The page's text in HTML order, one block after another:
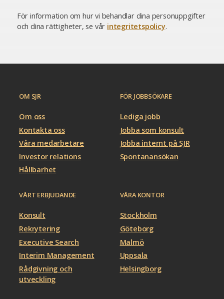
För information om hur vi behandlar dina personuppgifter
och dina rättigheter, se vår integritetspolicy.
OM SJR
Om oss
Kontakta oss
Våra medarbetare
Investor relations
Hållbarhet
FÖR JOBBSÖKARE
Lediga jobb
Jobba som konsult
Jobba internt på SJR
Spontanansökan
VÅRT ERBJUDANDE
Konsult
Rekrytering
Executive Search
Interim Management
Rådgivning och
utveckling
VÅRA KONTOR
Stockholm
Göteborg
Malmö
Uppsala
Helsingborg